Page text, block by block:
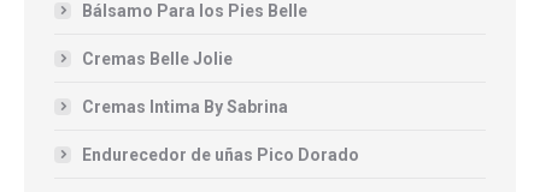
Bálsamo Para los Pies Belle
Cremas Belle Jolie
Cremas Intima By Sabrina
Endurecedor de uñas Pico Dorado